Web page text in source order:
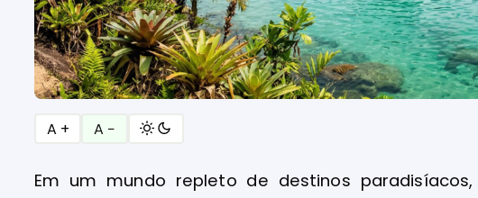
A + A −
Em um mundo repleto de destinos